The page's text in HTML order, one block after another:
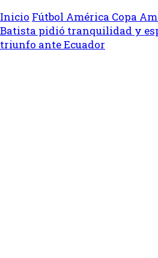
Inicio Fútbol América Copa
Batista pidió tranquilidad y
triunfo ante Ecuador